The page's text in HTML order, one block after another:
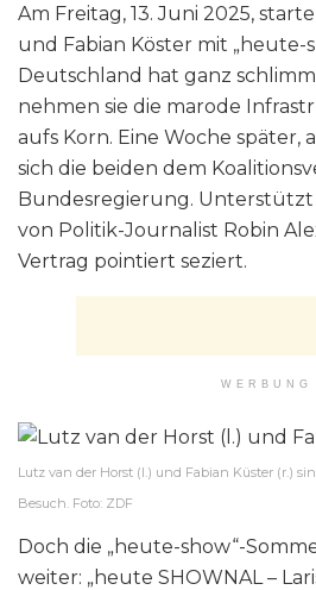
Am Freitag, 13. Juni 2025,
und Fabian Köster mit „heute-
Deutschland hat ganz
nehmen sie die marode
aufs Korn. Eine Woche später,
sich die beiden dem
Bundesregierung. Unterstützt
von Politik-Journalist Robin
Vertrag pointiert seziert.
WERBUNG
Lutz van der Horst (l.) und Fabian Küster (r.)
Besuch. Foto: ZDF
Doch die „heute-show“-
weiter: „heute SHOWNAL –